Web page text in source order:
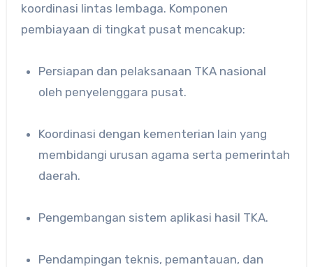
koordinasi lintas lembaga. Komponen
pembiayaan di tingkat pusat mencakup:
Persiapan dan pelaksanaan TKA nasional
oleh penyelenggara pusat.
Koordinasi dengan kementerian lain yang
membidangi urusan agama serta pemerintah
daerah.
Pengembangan sistem aplikasi hasil TKA.
Pendampingan teknis, pemantauan, dan